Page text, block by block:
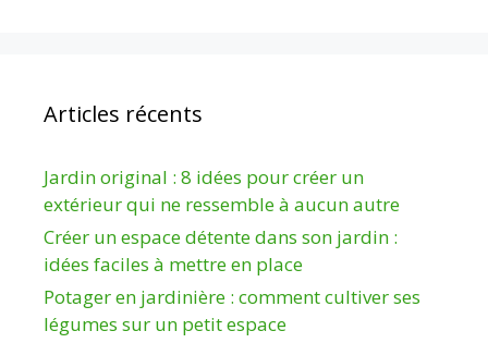
Articles récents
Jardin original : 8 idées pour créer un
extérieur qui ne ressemble à aucun autre
Créer un espace détente dans son jardin :
idées faciles à mettre en place
Potager en jardinière : comment cultiver ses
légumes sur un petit espace